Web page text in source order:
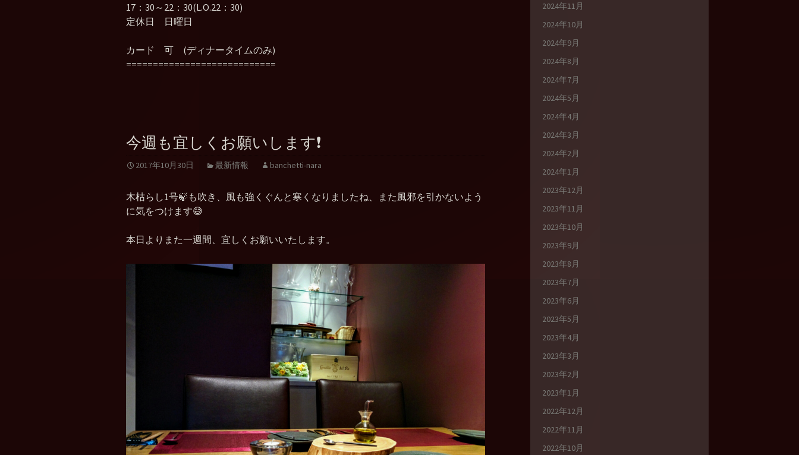
17：30～22：30(L.O.22：30)
定休日 日曜日
カード 可 (ディナータイムのみ)
============================
今週も宜しくお願いします❗
2017年10月30日 最新情報 banchetti-nara
木枯らし1号🍃も吹き、風も強くぐんと寒くなりましたね、また風邪を引かないよう
に気をつけます😅
本日よりまた一週間、宜しくお願いいたします。
2024年11月
2024年10月
2024年9月
2024年8月
2024年7月
2024年5月
2024年4月
2024年3月
2024年2月
2024年1月
2023年12月
2023年11月
2023年10月
2023年9月
2023年8月
2023年7月
2023年6月
2023年5月
2023年4月
2023年3月
2023年2月
2023年1月
2022年12月
2022年11月
2022年10月